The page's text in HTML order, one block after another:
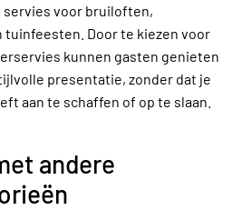
servies voor bruiloften,
tuinfeesten. Door te kiezen voor
kunnen gasten genieten
presentatie, zonder dat je
aan te schaffen of op te slaan.
andere